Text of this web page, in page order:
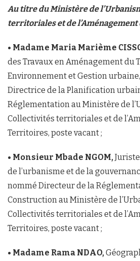
Au titre du Ministère de
territoriales et de
• Madame Maria Marième
des Travaux en Aménagement du
Environnement et Gestion
Directrice de la Planification
Réglementation au Ministère de
Collectivités territoriales et de
Territoires, poste vacant ;
• Monsieur Mbade NGOM,
de l’urbanisme et de la
nommé Directeur de la
Construction au Ministère de
Collectivités territoriales et de
Territoires, poste vacant ;
• Madame Rama NDAO,